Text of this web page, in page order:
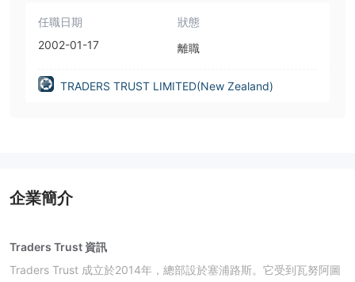
任職日期
2002-01-17
狀態
離職
TRADERS TRUST LIMITED(New Zealand)
企業簡介
Traders Trust 資訊
Traders Trust 成立於2014年，總部設於塞浦路斯。它受到瓦努阿圖